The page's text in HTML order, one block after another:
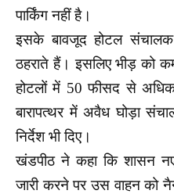
पार्किंग नहीं है।
इसके बावजूद होटल संचालक
ठहराते हैं। इसलिए भीड़ को
होटलों में 50 फीसद से
बारापत्थर में अवैध घोड़ा
निर्देश भी दिए।
खंडपीठ ने कहा कि शासन नए
जारी करने पर उस वाहन को